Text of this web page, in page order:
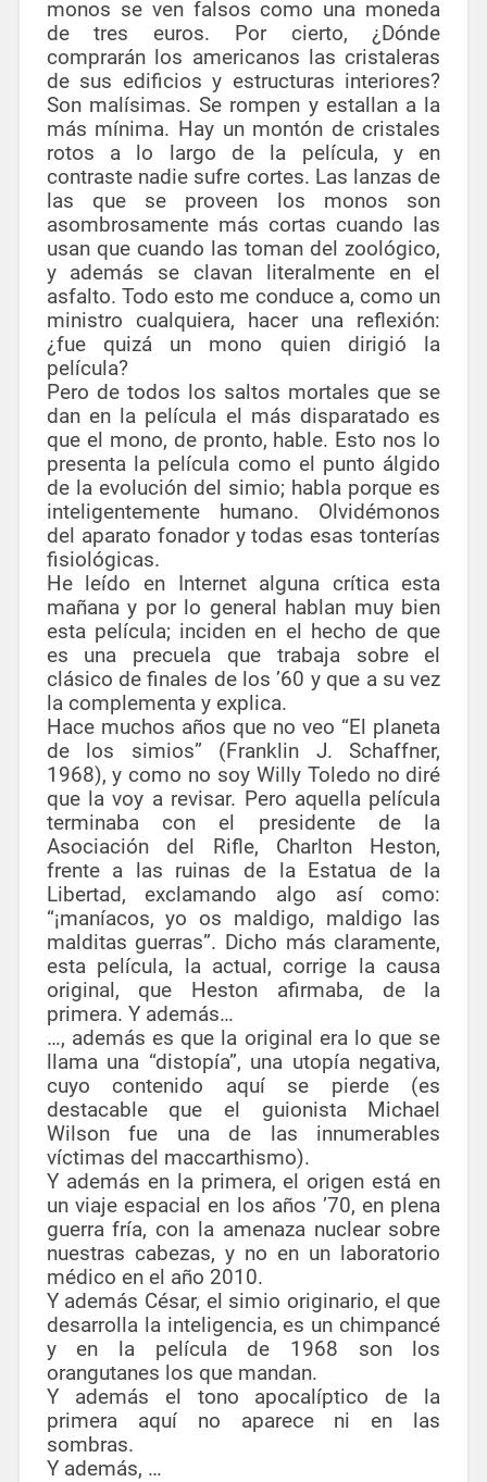
monos se ven falsos como una moneda
de tres euros. Por cierto, ¿Dónde
comprarán los americanos las cristaleras
de sus edificios y estructuras interiores?
Son malísimas. Se rompen y estallan a la
más mínima. Hay un montón de cristales
rotos a lo largo de la película, y en
contraste nadie sufre cortes. Las lanzas de
las que se proveen los monos son
asombrosamente más cortas cuando las
usan que cuando las toman del zoológico,
y además se clavan literalmente en el
asfalto. Todo esto me conduce a, como un
ministro cualquiera, hacer una reflexión:
¿fue quizá un mono quien dirigió la
película?
Pero de todos los saltos mortales que se
dan en la película el más disparatado es
que el mono, de pronto, hable. Esto nos lo
presenta la película como el punto álgido
de la evolución del simio; habla porque es
inteligentemente humano. Olvidémonos
del aparato fonador y todas esas tonterías
fisiológicas.
He leído en Internet alguna crítica esta
mañana y por lo general hablan muy bien
esta película; inciden en el hecho de que
es una precuela que trabaja sobre el
clásico de finales de los ’60 y que a su vez
la complementa y explica.
Hace muchos años que no veo “El planeta
de los simios” (Franklin J. Schaffner,
1968), y como no soy Willy Toledo no diré
que la voy a revisar. Pero aquella película
terminaba con el presidente de la
Asociación del Rifle, Charlton Heston,
frente a las ruinas de la Estatua de la
Libertad, exclamando algo así como:
“¡maníacos, yo os maldigo, maldigo las
malditas guerras”. Dicho más claramente,
esta película, la actual, corrige la causa
original, que Heston afirmaba, de la
primera. Y además…
…, además es que la original era lo que se
llama una “distopía”, una utopía negativa,
cuyo contenido aquí se pierde (es
destacable que el guionista Michael
Wilson fue una de las innumerables
víctimas del maccarthismo).
Y además en la primera, el origen está en
un viaje espacial en los años ’70, en plena
guerra fría, con la amenaza nuclear sobre
nuestras cabezas, y no en un laboratorio
médico en el año 2010.
Y además César, el simio originario, el que
desarrolla la inteligencia, es un chimpancé
y en la película de 1968 son los
orangutanes los que mandan.
Y además el tono apocalíptico de la
primera aquí no aparece ni en las
sombras.
Y además, …